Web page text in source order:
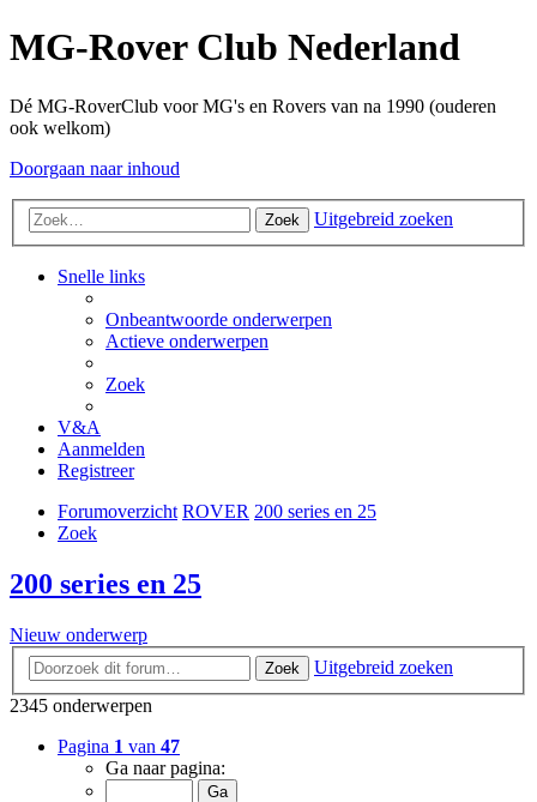
MG-Rover Club Nederland
Dé MG-RoverClub voor MG's en Rovers van na 1990 (ouderen
ook welkom)
Doorgaan naar inhoud
Zoek Uitgebreid zoeken
Snelle links
Onbeantwoorde onderwerpen
Actieve onderwerpen
Zoek
V&A
Aanmelden
Registreer
Forumoverzicht ROVER 200 series en 25
Zoek
200 series en 25
Nieuw onderwerp
Zoek
Uitgebreid zoeken
2345 onderwerpen
Pagina 1 van 47
Ga naar pagina: